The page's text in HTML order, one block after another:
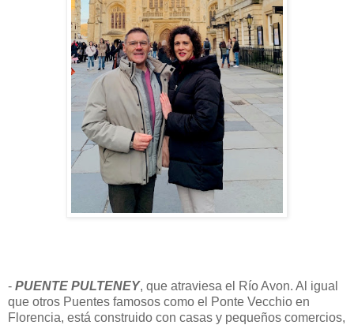
- PUENTE PULTENEY, que atraviesa el Río Avon. Al igual
que otros Puentes famosos como el Ponte Vecchio en
Florencia, está construido con casas y pequeños comercios,